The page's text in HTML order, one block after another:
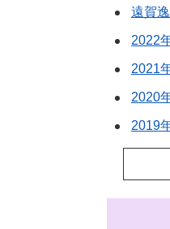
遠賀
2022
2021
2020
2019